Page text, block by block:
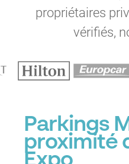
propriétaires
vérifiés,
Parkings
proximité